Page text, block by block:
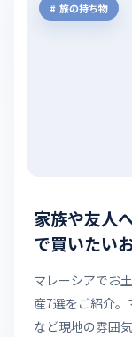
旅の持ち物
家族や友人
で買いたい
マレーシアでお
産7選をご紹介
など現地の雰囲